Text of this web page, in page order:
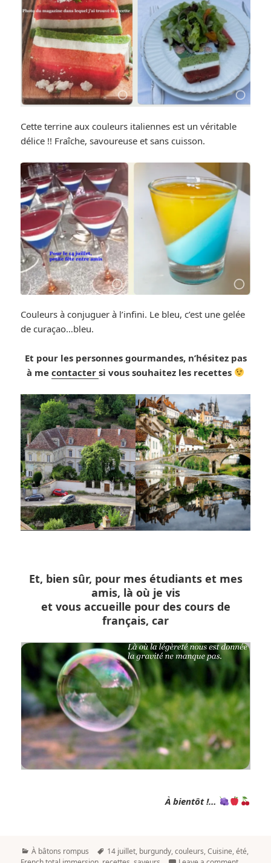
Cette terrine aux couleurs italiennes est un véritable
délice !! Fraîche, savoureuse et sans cuisson.
Couleurs à conjuguer à l’infini. Le bleu, c’est une gelée
de curaçao…bleu.
Et pour les personnes gourmandes, n’hésitez pas
à me contacter si vous souhaitez les recettes
Et, bien sûr, pour mes étudiants et mes
amis, là où je vis
et vous accueille pour des cours de
français, car
À bientôt !…
Categories
À bâtons rompus Tags
14 juillet, burgundy,couleurs,Cuisine,été,